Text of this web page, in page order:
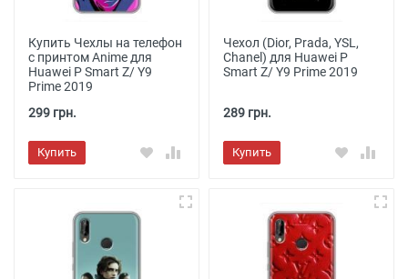
Купить Чехлы на телефон
с принтом Anime для
Huawei P Smart Z/ Y9
Prime 2019
299 грн.
Купить
Чехол (Dior, Prada, YSL,
Chanel) для Huawei P
Smart Z/ Y9 Prime 2019
289 грн.
Купить